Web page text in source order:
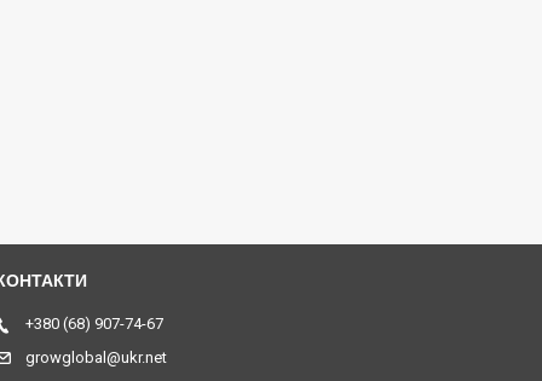
+380 (68) 907-74-67
growglobal@ukr.net